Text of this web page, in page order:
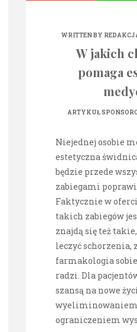
WRITTEN BY
W jakich
pomaga
ARTYKUŁ
Niejednej osobie
estetyczna
będzie przede
zabiegami
Faktycznie w
takich zabiegów
znajdą się też
leczyć
farmakologia
radzi. Dla
szansą na nowe
wyeliminowaniem
ograniczeniem